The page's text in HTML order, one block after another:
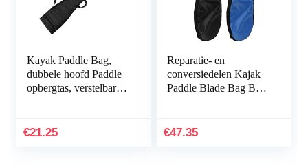
Kayak Paddle Bag,
dubbele hoofd Paddle
opbergtas, verstelbare
voor 2-delige…
€21.25
Reparatie- en
conversiedelen Kajak
Paddle Blade Bag Boot
Storage Wordt
€47.35